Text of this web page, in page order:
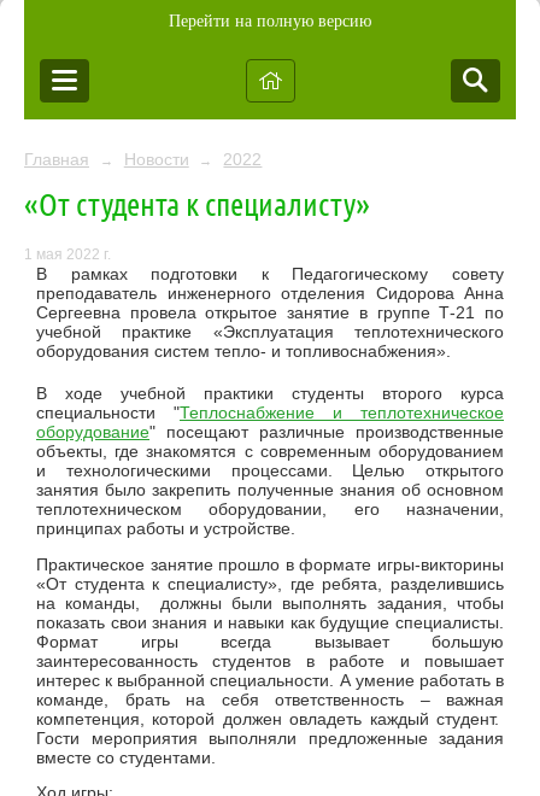
Перейти на полную версию
Главная → Новости → 2022
«От студента к специалисту»
1 мая 2022 г.
В рамках подготовки к Педагогическому совету
преподаватель инженерного отделения Сидорова Анна
Сергеевна провела открытое занятие в группе Т-21 по
учебной практике «Эксплуатация теплотехнического
оборудования систем тепло- и топливоснабжения».
В ходе учебной практики студенты второго курса
специальности "Теплоснабжение и теплотехническое
оборудование" посещают различные производственные
объекты, где знакомятся с современным оборудованием
и технологическими процессами. Целью открытого
занятия было закрепить полученные знания об основном
теплотехническом оборудовании, его назначении,
принципах работы и устройстве.
Практическое занятие прошло в формате игры-викторины
«От студента к специалисту», где ребята, разделившись
на команды, должны были выполнять задания, чтобы
показать свои знания и навыки как будущие специалисты.
Формат игры всегда вызывает большую
заинтересованность студентов в работе и повышает
интерес к выбранной специальности. А умение работать в
команде, брать на себя ответственность – важная
компетенция, которой должен овладеть каждый студент.
Гости мероприятия выполняли предложенные задания
вместе со студентами.